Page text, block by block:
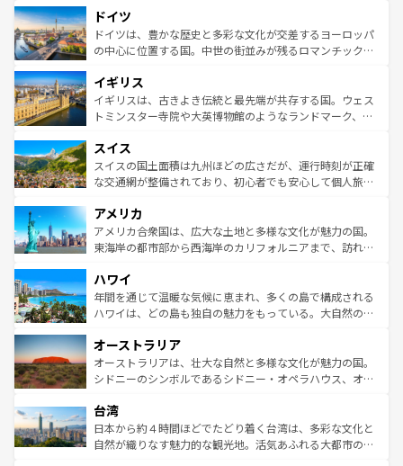
せる。地方によって風土や気候が異なるスペインはその個
性で訪れる人を魅了する。 なお、新着のスペイン情報は コ
ンテンツ一覧を参照してほしい。
で、幅広い魅力が詰まっている。華麗な宮殿、歴史的な大
聖堂、美しいビーチ、そして豊かな自然が、訪れる者を心
から魅了する。また、フランスは美食の国としても知ら
いる。シャンパンの発祥地であるランス、プロヴァンスの
香り高いラベンダー畑など、多彩な楽しみ方が可能だ。さ
らに、パリ以外の地域にも魅力が溢れており、どの街角に
れる地方に足を運ぶとそれぞれで全く異なる文化を体験で
きるだろう。 なお、新着のフランス情報はコンテンツ一覧
を参照してほしい。
ドイツ
ドイツは、豊かな歴史と多彩な文化が交差するヨーロッパ
の中心に位置する国。中世の街並みが残るロマンチック街
顔を持つこの国は、どこを歩いても飽きることがない。ベ
ルリンの文化的活気、バイエルン州のアルプスの絶景、そ
してライン川沿いのワイン畑といった風景は必見。ビール
は、お酒好きな人にはぜひ体験してほしい。 なお、新着の
ドイツ情報はコンテンツ一覧を参照してほしい。
イギリス
イギリスは、古きよき伝統と最先端が共存する国。ウェス
トミンスター寺院や大英博物館のようなランドマーク、歴
リアごとに異なる魅力がある。また、優雅なアフタヌーン
ティー、ビール好きにはたまらない英国パブ、サッカー観
戦など、本場だからこそできる体験も豊富。イギリスを旅
ンツ一覧を参照してほしい。
スイス
スイスの国土面積は九州ほどの広さだが、運行時刻が正確
な交通網が整備されており、初心者でも安心して個人旅行
の建物がそのまま残る町や、スイスならではのユニークな
博物館もあり、アルプス観光だけでなく町歩きも満喫する
ことができる。国民の所得が高いため物価も高いが、旅行
ば市内交通費無料で観光を楽しむこともできる。 なお、新
着のスイス情報はコンテンツ一覧 を参照してほしい。
アメリカ
アメリカ合衆国は、広大な土地と多様な文化が魅力の国。
東海岸の都市部から西海岸のカリフォルニアまで、訪れる
のような巨大都市は、観光、ショッピング、エンターテイ
ンメントが詰まった刺激的なスポットだ。一方、アメリカ
西部には大自然が広がり、グランドキャニオンやイエロー
部のニューオーリンズでは、音楽と美食が融合した独特の
文化が魅力。旅行者はアメリカの各地域で異なる魅力を楽
しみながら、その多様性と豊かな歴史を感じることができ
ならではの贅沢な旅のスタイルだ。 なお、新着のアメリカ
情報はコンテンツ一覧を参照してほしい。
ハワイ
年間を通じて温暖な気候に恵まれ、多くの島で構成される
ハワイは、どの島も独自の魅力をもっている。大自然の神
ワイ島は見逃せない。また、定番の観光地といえばオアフ
島だが、静かな自然を求めるならマウイ島やカウアイ島が
おすすめ。エメラルドグリーンに輝く海をはじめ、豊かな
れるおもてなしの心で訪れる人々を迎えてくれるハワイの
人々、おいしいローカルフードやハワイアンミュージッ
ク、伝統的なフラダンスなど、すべてがハワイの魅力を彩
オーストラリア
オーストラリアは、壮大な自然と多様な文化が魅力の国。
シドニーのシンボルであるシドニー・オペラハウス、オー
リアリーフや大陸中央部にそびえるウルル（エアーズロッ
ク）、タスマニアの美しい原生林やケアンズの熱帯雨林な
ど、見どころがたくさん。また、カフェやワイン、オージ
台湾
日本から約４時間ほどでたどり着く台湾は、多彩な文化と
自然が織りなす魅力的な観光地。活気あふれる大都市の台